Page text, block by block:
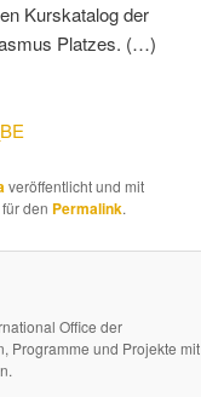
Kurskatalog der
Platzes. (…)
veröffentlicht und mit
den Permalink.
Office der
Programme und Projekte mit